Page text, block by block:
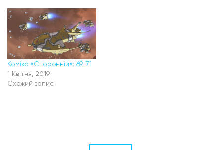
Комікс «Сторонній»: 69-71
1 Квітня, 2019
Схожий запис